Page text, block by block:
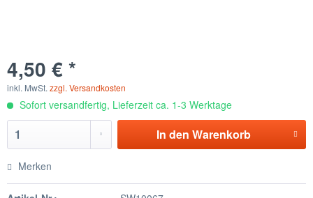
4,50 € *
inkl. MwSt. zzgl. Versandkosten
Sofort versandfertig, Lieferzeit ca. 1-3 Werktage
In den Warenkorb
Merken